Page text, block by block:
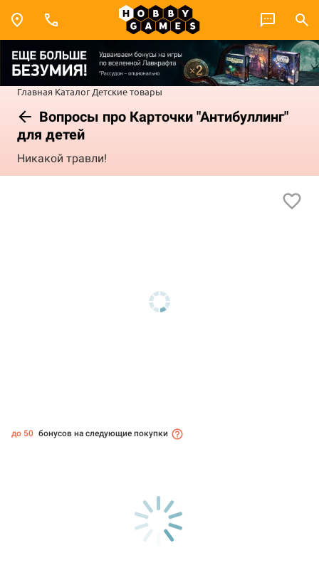
Главная Каталог Детские товары
Вопросы про Карточки "Антибуллинг"
для детей
Никакой травли!
до 50 бонусов на следующие покупки